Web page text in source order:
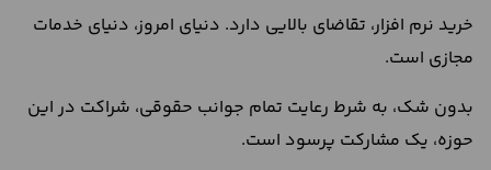
خرید نرم افزار، تقاضای بالایی دارد. دنیای امروز، دنیای خدمات
مجازی است.
بدون شک، به شرط رعایت تمام جوانب حقوقی، شراکت در این
حوزه، یک مشارکت پرسود است.